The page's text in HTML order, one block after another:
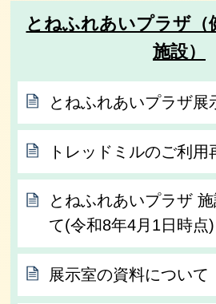
とねふれあいプラザ（
施設）
とねふれあいプラザ展
トレッドミルのご利
とねふれあいプラザ
て(令和8年4月1日時点)
展示室の資料について